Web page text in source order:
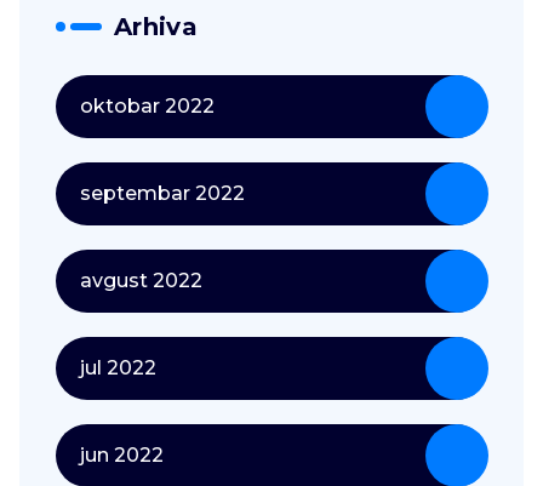
Arhiva
oktobar 2022
septembar 2022
avgust 2022
jul 2022
jun 2022